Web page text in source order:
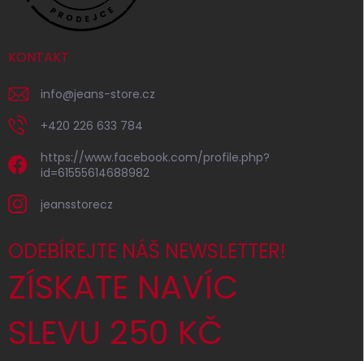
KONTAKT
info@jeans-store.cz
+420 226 633 784
https://www.facebook.com/profile.php?
id=61555614688982
jeansstorecz
ODEBÍREJTE NÁŠ NEWSLETTER!
ZÍSKATE NAVÍC
SLEVU 250 KČ